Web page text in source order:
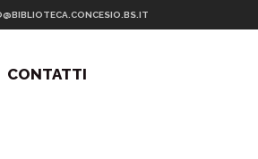
CONTATTI